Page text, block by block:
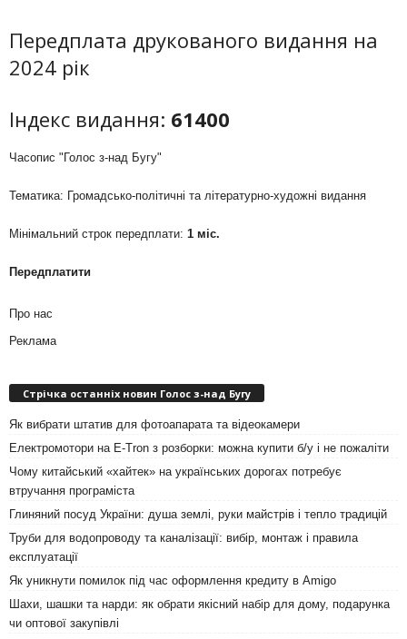
Передплата друкованого видання на
2024 рік
Індекс видання: 61400
Часопис "Голос з-над Бугу"
Тематика: Громадсько-політичні та літературно-художні видання
Мінімальний строк передплати: 1 міс.
Передплатити
Про нас
Реклама
Стрічка останніх новин Голос з-над Бугу
Як вибрати штатив для фотоапарата та відеокамери
Електромотори на E-Tron з розборки: можна купити б/у і не пожаліти
Чому китайський «хайтек» на українських дорогах потребує
втручання програміста
Глиняний посуд України: душа землі, руки майстрів і тепло традицій
Труби для водопроводу та каналізації: вибір, монтаж і правила
експлуатації
Як уникнути помилок під час оформлення кредиту в Amigo
Шахи, шашки та нарди: як обрати якісний набір для дому, подарунка
чи оптової закупівлі